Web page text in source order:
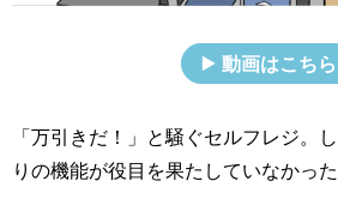
動画はこちら
「万引きだ！」と騒ぐセルフレジ。
りの機能が役目を果たしていなかった